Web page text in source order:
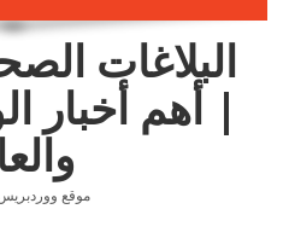
البلاغات
| أهم أخبار
موقع